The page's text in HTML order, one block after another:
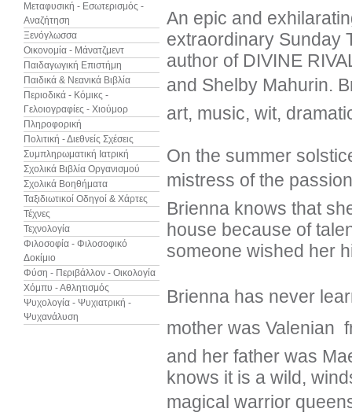
Μεταφυσική - Εσωτερισμός -
Αναζήτηση
Ξενόγλωσσα
Οικονομία - Μάνατζμεντ
Παιδαγωγική Επιστήμη
Παιδικά & Νεανικά Βιβλία
Περιοδικά - Κόμικς -
Γελοιογραφίες - Χιούμορ
Πληροφορική
Πολιτική - Διεθνείς Σχέσεις
Συμπληρωματική Ιατρική
Σχολικά Βιβλία Οργανισμού
Σχολικά Βοηθήματα
Ταξιδιωτικοί Οδηγοί & Χάρτες
Τέχνες
Τεχνολογία
Φιλοσοφία - Φιλοσοφικό
Δοκίμιο
Φύση - Περιβάλλον - Οικολογία
Χόμπυ - Αθλητισμός
Ψυχολογία - Ψυχιατρική -
Ψυχανάλυση
An epic and
extraordinary Sunday
author of DIVINE
and Shelby Mahurin.
art, music, wit,
On the summer
mistress of the
Brienna knows that
house because of
someone wished her
Brienna has never
mother was Valenian 
and her father was
knows it is a wild,
magical warrior